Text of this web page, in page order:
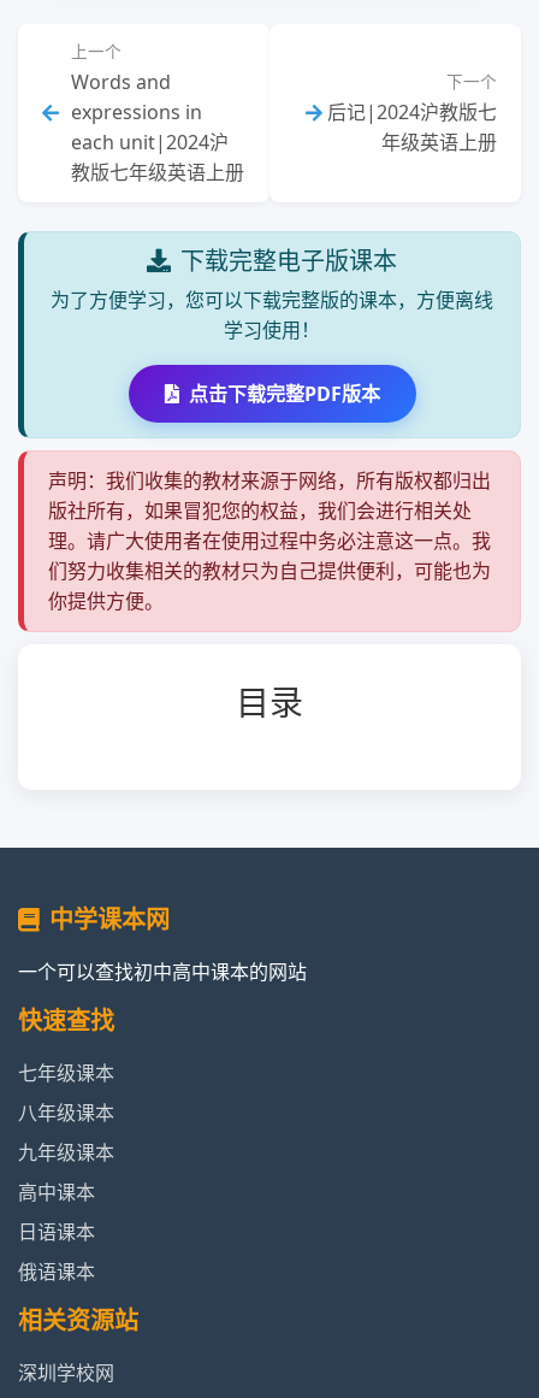
上一个
Words and
expressions in
each unit|2024沪
教版七年级英语上册
下一个
后记|2024沪教版七
年级英语上册
下载完整电子版课本
为了方便学习，您可以下载完整版的课本，方便离线
学习使用！
点击下载完整PDF版本
声明：我们收集的教材来源于网络，所有版权都归出
版社所有，如果冒犯您的权益，我们会进行相关处
理。请广大使用者在使用过程中务必注意这一点。我
们努力收集相关的教材只为自己提供便利，可能也为
你提供方便。
目录
中学课本网
一个可以查找初中高中课本的网站
快速查找
七年级课本
八年级课本
九年级课本
高中课本
日语课本
俄语课本
相关资源站
深圳学校网